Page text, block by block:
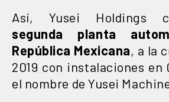
Así, Yusei Holdings
segunda planta
República Mexicana, a la
2019 con instalaciones en
el nombre de Yusei